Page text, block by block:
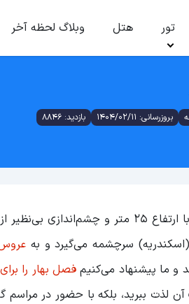
تور هتل وبلاگ لحظه آخر
بروزرسانی: 1404/02/11 بازدید: 8846
آبشار نیاسر با ارتفاع ۲۵ متر
سرچشمه می‌گیرد و به
و ما پیشنهاد می‌کنیم فصل بهار را
لذت ببرید، بلکه با حضور در مراسم